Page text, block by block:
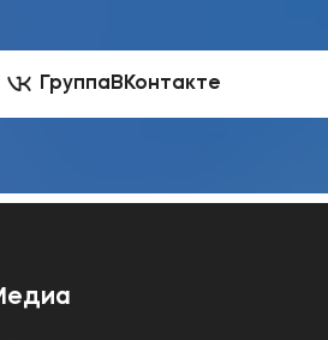
Группа ВКонтакте